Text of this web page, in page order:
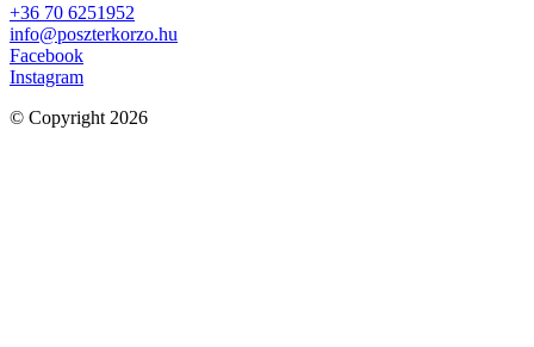
+36 70 6251952
info@poszterkorzo.hu
Facebook
Instagram
© Copyright 2026